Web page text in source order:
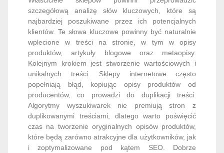
szczegółową analizę słów kluczowych, które są
najbardziej poszukiwane przez ich potencjalnych
klientów. Te słowa kluczowe powinny być naturalnie
wplecione w treści na stronie, w tym w opisy
produktów, artykuły blogowe oraz metaopisy.
Kolejnym krokiem jest stworzenie wartościowych i
unikalnych treści. Sklepy internetowe często
popełniają błąd, kopiując opisy produktów od
producentów, co prowadzi do duplikacji treści.
Algorytmy wyszukiwarek nie premiują stron z
duplikowanymi treściami, dlatego warto poświęcić
czas na tworzenie oryginalnych opisów produktów,
które będą zarówno atrakcyjne dla użytkowników, jak
i zoptymalizowane pod kątem SEO. Dobrze